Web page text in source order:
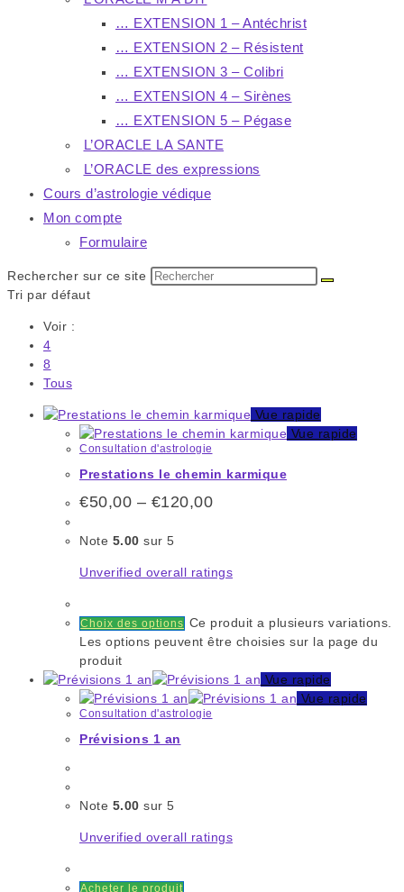
… EXTENSION 1 – Antéchrist
… EXTENSION 2 – Résistent
… EXTENSION 3 – Colibri
… EXTENSION 4 – Sirènes
… EXTENSION 5 – Pégase
L’ORACLE LA SANTE
L’ORACLE des expressions
Cours d’astrologie védique
Mon compte
Formulaire
Rechercher sur ce site
Tri par défaut
Voir :
4
8
Tous
Vue rapide
Vue rapide
Consultation d'astrologie
Prestations le chemin karmique
€50,00 – €120,00
Note 5.00 sur 5
Unverified overall ratings
Choix des options Ce produit a plusieurs variations.
Les options peuvent être choisies sur la page du
produit
Vue rapide
Vue rapide
Consultation d'astrologie
Prévisions 1 an
Note 5.00 sur 5
Unverified overall ratings
Acheter le produit